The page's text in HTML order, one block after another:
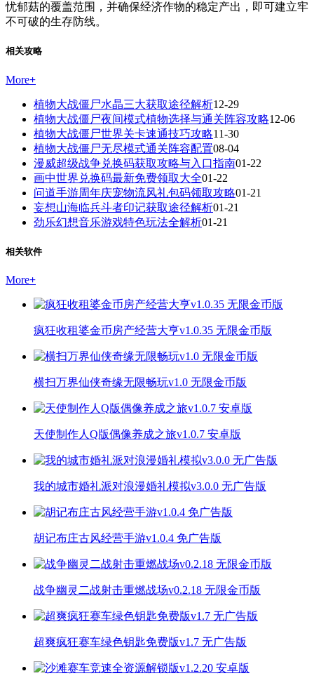
忧郁菇的覆盖范围，并确保经济作物的稳定产出，即可建立牢
不可破的生存防线。
相关攻略
More+
植物大战僵尸水晶三大获取途径解析12-29
植物大战僵尸夜间模式植物选择与通关阵容攻略12-06
植物大战僵尸世界关卡速通技巧攻略11-30
植物大战僵尸无尽模式通关阵容配置08-04
漫威超级战争兑换码获取攻略与入口指南01-22
画中世界兑换码最新免费领取大全01-22
问道手游周年庆宠物流风礼包码领取攻略01-21
妄想山海临兵斗者印记获取途径解析01-21
劲乐幻想音乐游戏特色玩法全解析01-21
相关软件
More+
疯狂收租婆金币房产经营大亨v1.0.35 无限金币版
横扫万界仙侠奇缘无限畅玩v1.0 无限金币版
天使制作人Q版偶像养成之旅v1.0.7 安卓版
我的城市婚礼派对浪漫婚礼模拟v3.0.0 无广告版
胡记布庄古风经营手游v1.0.4 免广告版
战争幽灵二战射击重燃战场v0.2.18 无限金币版
超爽疯狂赛车绿色钥匙免费版v1.7 无广告版